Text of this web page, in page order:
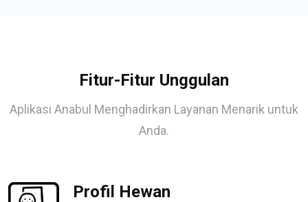
Fitur-Fitur Unggulan
Aplikasi Anabul Menghadirkan Layanan Menarik untuk
Anda.
Profil Hewan